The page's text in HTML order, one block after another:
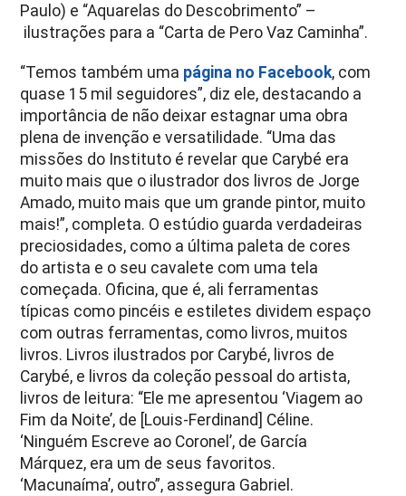
Paulo) e “Aquarelas do Descobrimento” –
ilustrações para a “Carta de Pero Vaz Caminha”.
“Temos também uma página no Facebook, com
quase 15 mil seguidores”, diz ele, destacando a
importância de não deixar estagnar uma obra
plena de invenção e versatilidade. “Uma das
missões do Instituto é revelar que Carybé era
muito mais que o ilustrador dos livros de Jorge
Amado, muito mais que um grande pintor, muito
mais!”, completa. O estúdio guarda verdadeiras
preciosidades, como a última paleta de cores
do artista e o seu cavalete com uma tela
começada. Oficina, que é, ali ferramentas
típicas como pincéis e estiletes dividem espaço
com outras ferramentas, como livros, muitos
livros. Livros ilustrados por Carybé, livros de
Carybé, e livros da coleção pessoal do artista,
livros de leitura: “Ele me apresentou ‘Viagem ao
Fim da Noite’, de [Louis-Ferdinand] Céline.
‘Ninguém Escreve ao Coronel’, de García
Márquez, era um de seus favoritos.
‘Macunaíma’, outro”, assegura Gabriel.